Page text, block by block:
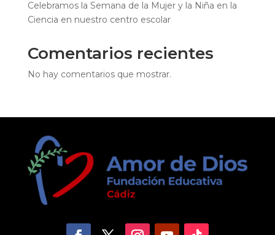
Celebramos la Semana de la Mujer y la Niña en la
Ciencia en nuestro centro escolar
Comentarios recientes
No hay comentarios que mostrar.